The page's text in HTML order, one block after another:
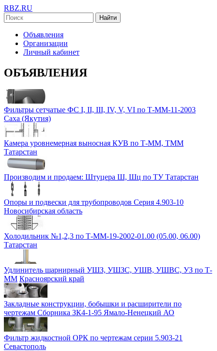
RBZ.RU
Найти
Объявления
Организации
Личный кабинет
ОБЪЯВЛЕНИЯ
Фильтры сетчатые ФС I, II, III, IV, V, VI по Т-ММ-11-2003
Саха (Якутия)
Камера уровнемерная выносная КУВ по Т-ММ, ТММ
Татарстан
Производим и продаем: Штуцера Ш, Шц по ТУТатарстан
Опоры и подвески для трубопроводов Серия 4.903-10
Новосибирская область
Холодильник №1,2,3 по Т-ММ-19-2002-01.00 (05.00, 06.00)
Татарстан
Удлинитель шарнирный УШЗ, УШЗС, УШВ, УШВС, УЗ по Т-
ММ Красноярский край
Закладные конструкции, бобышки и расширители по
чертежам Сборника ЗК4-1-95 Ямало-Ненецкий АО
Фильтр жидкостной ОРК по чертежам серии 5.903-21
Севастополь